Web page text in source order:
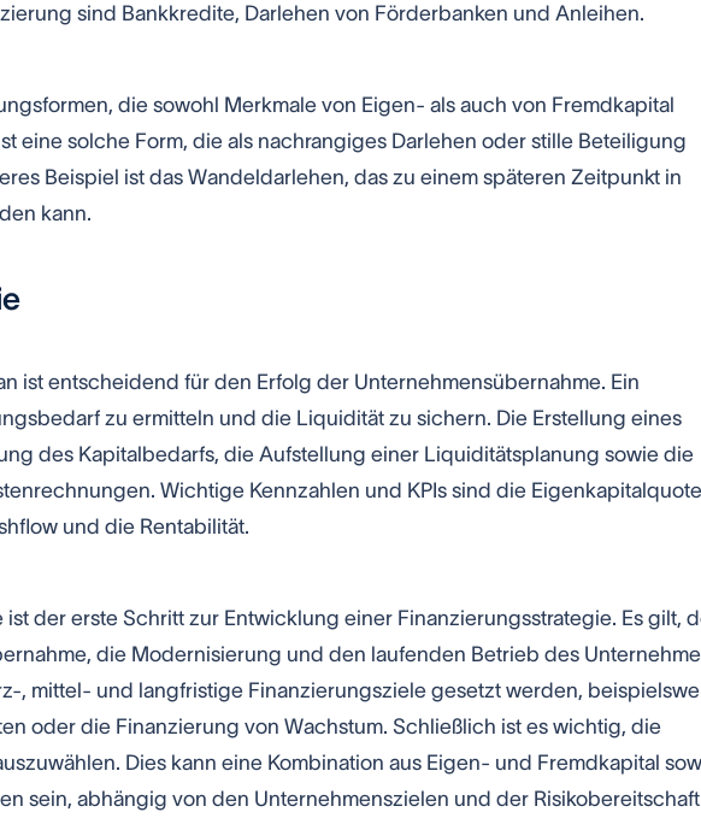
sind Bankkredite, Darlehen von Förderbanken und Anleihen.
die sowohl Merkmale von Eigen- als auch von Fremdkapital
eine solche Form, die als nachrangiges Darlehen oder stille Beteiligung
Beispiel ist das Wandeldarlehen, das zu einem späteren Zeitpunkt in
kann.
ist entscheidend für den Erfolg der Unternehmensübernahme. Ein
zu ermitteln und die Liquidität zu sichern. Die Erstellung eines
des Kapitalbedarfs, die Aufstellung einer Liquiditätsplanung sowie die
Wichtige Kennzahlen und KPIs sind die
und die Rentabilität.
der erste Schritt zur Entwicklung einer Finanzierungsstrategie. Es gilt,
die Modernisierung und den laufenden Betrieb des
, mittel- und langfristige Finanzierungsziele gesetzt werden,
oder die Finanzierung von Wachstum. Schließlich ist es wichtig, die
Dies kann eine Kombination aus Eigen- und Fremdkapital
sein, abhängig von den Unternehmenszielen und der